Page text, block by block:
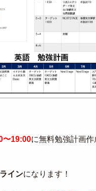
〜19:00に無料勉強計画作
インになります！